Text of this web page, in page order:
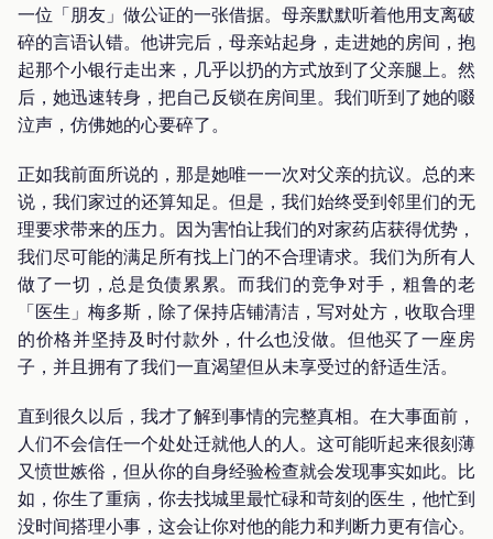
一位「朋友」做公证的一张借据。母亲默默听着他用支离破
碎的言语认错。他讲完后，母亲站起身，走进她的房间，抱
起那个小银行走出来，几乎以扔的方式放到了父亲腿上。然
后，她迅速转身，把自己反锁在房间里。我们听到了她的啜
泣声，仿佛她的心要碎了。
正如我前面所说的，那是她唯一一次对父亲的抗议。总的来
说，我们家过的还算知足。但是，我们始终受到邻里们的无
理要求带来的压力。因为害怕让我们的对家药店获得优势，
我们尽可能的满足所有找上门的不合理请求。我们为所有人
做了一切，总是负债累累。而我们的竞争对手，粗鲁的老
「医生」梅多斯，除了保持店铺清洁，写对处方，收取合理
的价格并坚持及时付款外，什么也没做。但他买了一座房
子，并且拥有了我们一直渴望但从未享受过的舒适生活。
直到很久以后，我才了解到事情的完整真相。在大事面前，
人们不会信任一个处处迁就他人的人。这可能听起来很刻薄
又愤世嫉俗，但从你的自身经验检查就会发现事实如此。比
如，你生了重病，你去找城里最忙碌和苛刻的医生，他忙到
没时间搭理小事，这会让你对他的能力和判断力更有信心。